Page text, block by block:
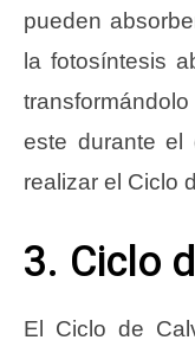
pueden
la fotosíntesis
este durante el
realizar el Ciclo
3. Ciclo
El Ciclo de